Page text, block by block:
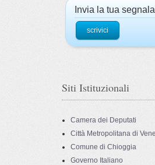
Invia la tua
scrivici
Siti Istituzionali
Camera dei Deputati
Città Metropolitana di
Comune di Chioggia
Governo Italiano